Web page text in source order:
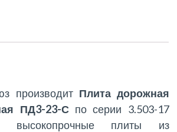
производит Плита дорожная
ПД3-23-Спо серии 3.503-17
плиты из